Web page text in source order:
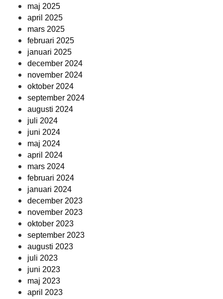
maj 2025
april 2025
mars 2025
februari 2025
januari 2025
december 2024
november 2024
oktober 2024
september 2024
augusti 2024
juli 2024
juni 2024
maj 2024
april 2024
mars 2024
februari 2024
januari 2024
december 2023
november 2023
oktober 2023
september 2023
augusti 2023
juli 2023
juni 2023
maj 2023
april 2023